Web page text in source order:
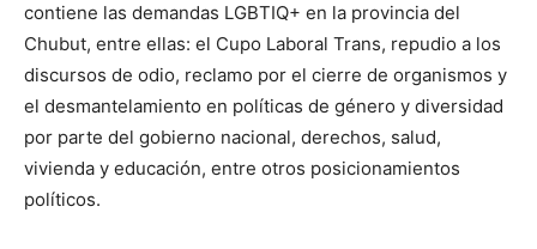
contiene las demandas LGBTIQ+ en la provincia del
Chubut, entre ellas: el Cupo Laboral Trans, repudio a los
discursos de odio, reclamo por el cierre de organismos y
el desmantelamiento en políticas de género y diversidad
por parte del gobierno nacional, derechos, salud,
vivienda y educación, entre otros posicionamientos
políticos.